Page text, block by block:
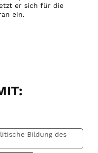
er sich für die
ein.
Bildung des